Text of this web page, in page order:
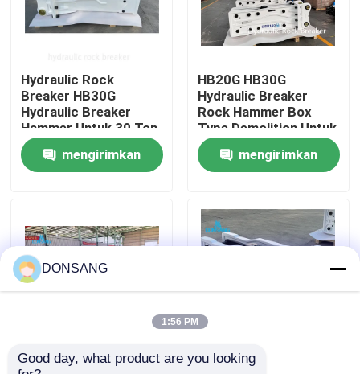
Tampilan VR
Tur Pabrik
Kontrol kualitas
Permintaan Penawaran
Pemecah Batu Hidrolik
Pemutus hidrolik excavator
Hydraulic Rock
Breaker HB30G
Hydraulic Breaker
Hammer Untuk 30 Ton
40 Ton Excavator
mengirimkan
HB20G HB30G
Hydraulic Breaker
Rock Hammer Box
Type Demolition Untuk
Excavator Cat330
mengirimkan
Chisel 165mm Lebar
Jenis terbuka
DONSANG
1:56 PM
Good day, what product are you looking